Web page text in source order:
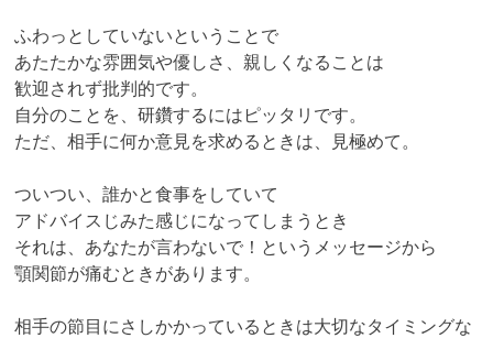
ふわっとしていないということで
あたたかな雰囲気や優しさ、親しくなることは
歓迎されず批判的です。
自分のことを、研鑽するにはピッタリです。
ただ、相手に何か意見を求めるときは、見極めて。
ついつい、誰かと食事をしていて
アドバイスじみた感じになってしまうとき
それは、あなたが言わないで！というメッセージから
顎関節が痛むときがあります。
相手の節目にさしかかっているときは大切なタイミングな